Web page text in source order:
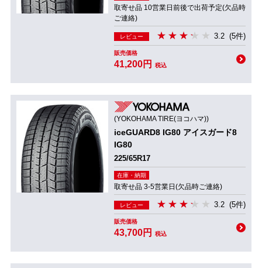
取寄せ品 10営業日前後で出荷予定(欠品時
ご連絡)
レビュー 3.2 (5件)
販売価格
41,200円 税込
(YOKOHAMA TIRE(ヨコハマ))
iceGUARD8 IG80 アイスガード8
IG80
225/65R17
在庫・納期
取寄せ品 3-5営業日(欠品時ご連絡)
レビュー 3.2 (5件)
販売価格
43,700円 税込